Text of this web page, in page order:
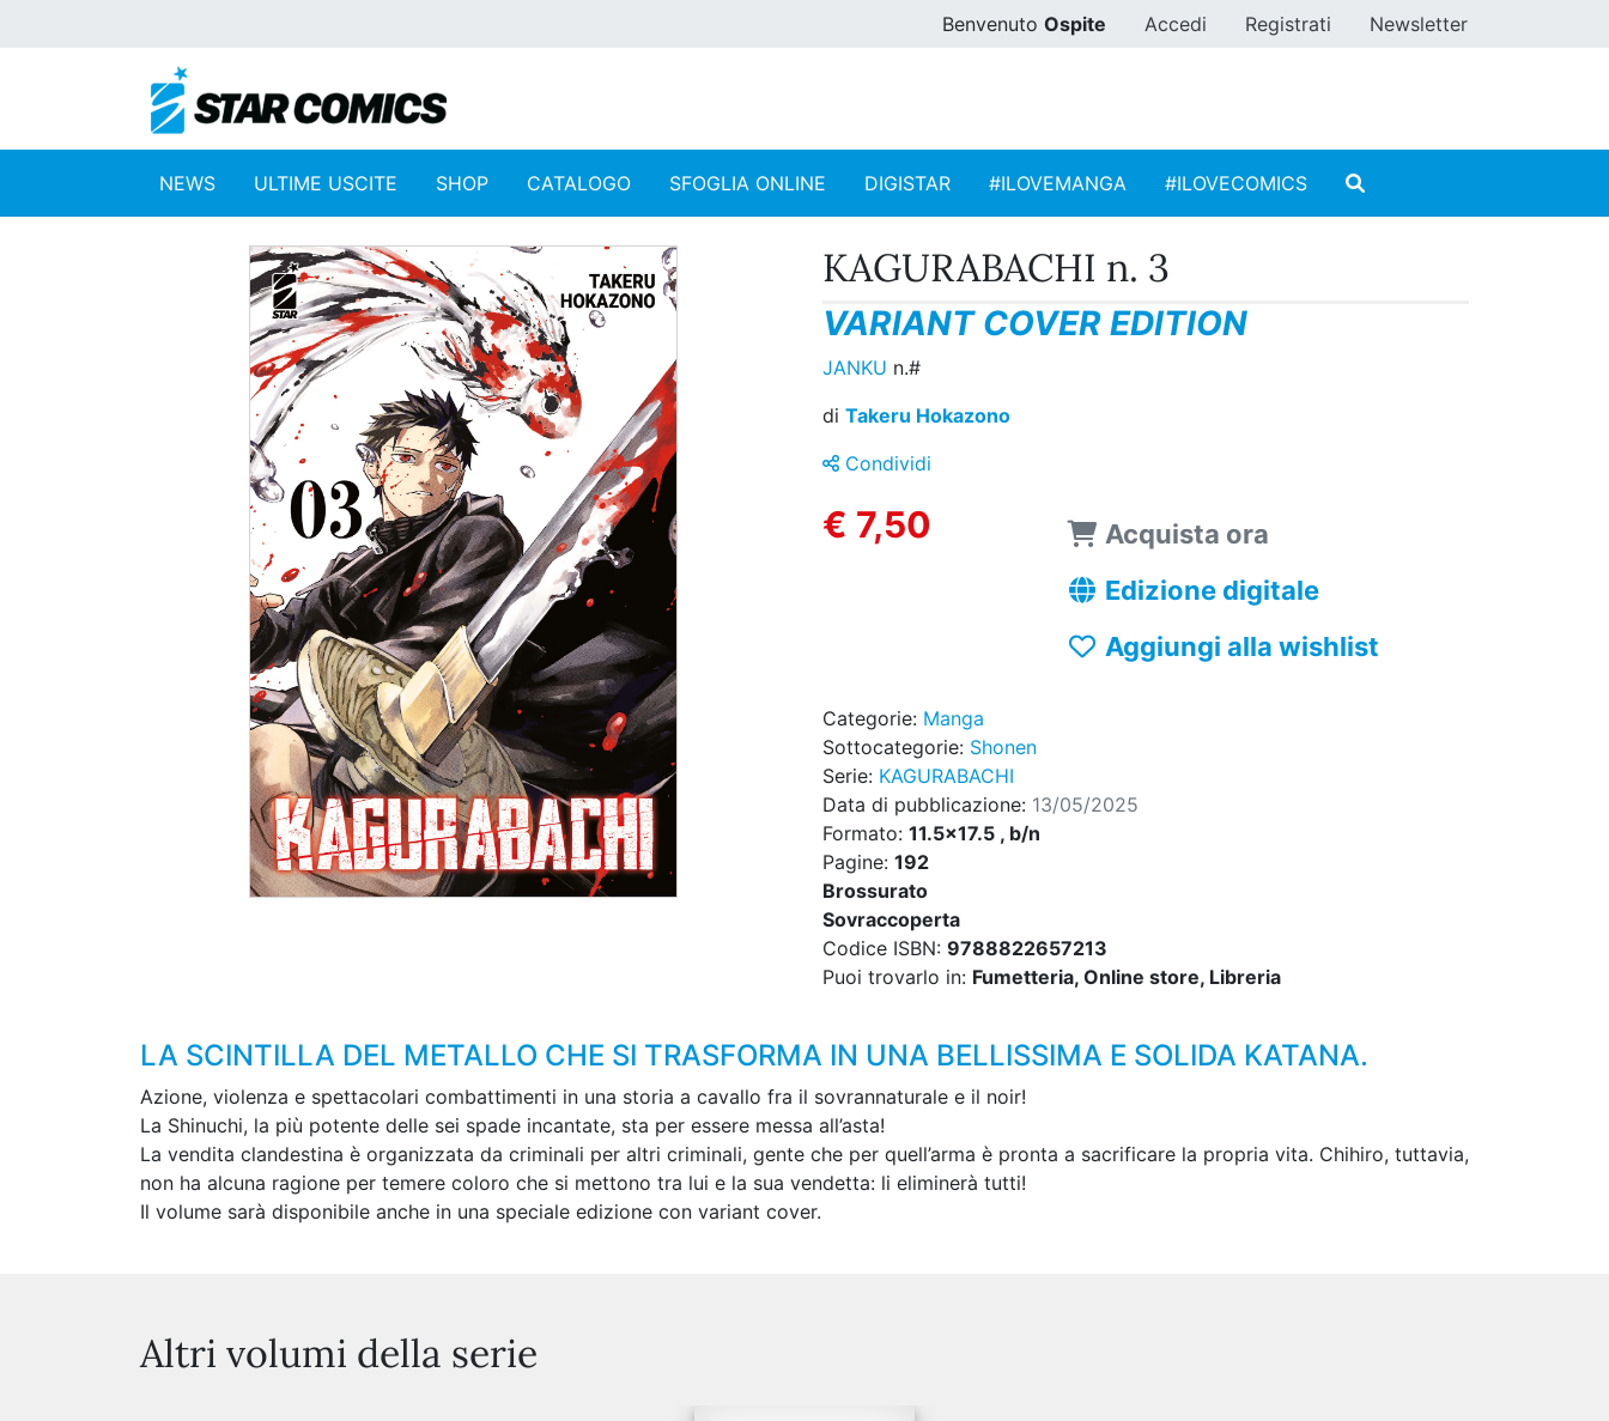
Benvenuto Ospite Accedi Registrati Newsletter
NEWS ULTIME USCITE SHOP CATALOGO SFOGLIA ONLINE DIGISTAR #ILOVEMANGA #ILOVECOMICS
KAGURABACHI n. 3
VARIANT COVER EDITION
JANKU n.#
di Takeru Hokazono
Condividi
€ 7,50
Acquista ora
Edizione digitale
Aggiungi alla wishlist
Categorie: Manga
Sottocategorie: Shonen
Serie: KAGURABACHI
Data di pubblicazione: 13/05/2025
Formato: 11.5x17.5 , b/n
Pagine: 192
Brossurato
Sovraccoperta
Codice ISBN: 9788822657213
Puoi trovarlo in: Fumetteria, Online store, Libreria
LA SCINTILLA DEL METALLO CHE SI TRASFORMA IN UNA BELLISSIMA E SOLIDA KATANA.
Azione, violenza e spettacolari combattimenti in una storia a cavallo fra il sovrannaturale e il noir!
La Shinuchi, la più potente delle sei spade incantate, sta per essere messa all’asta!
La vendita clandestina è organizzata da criminali per altri criminali, gente che per quell’arma è pronta a sacrificare la propria vita. Chihiro, tuttavia,
non ha alcuna ragione per temere coloro che si mettono tra lui e la sua vendetta: li eliminerà tutti!
Il volume sarà disponibile anche in una speciale edizione con variant cover.
Altri volumi della serie